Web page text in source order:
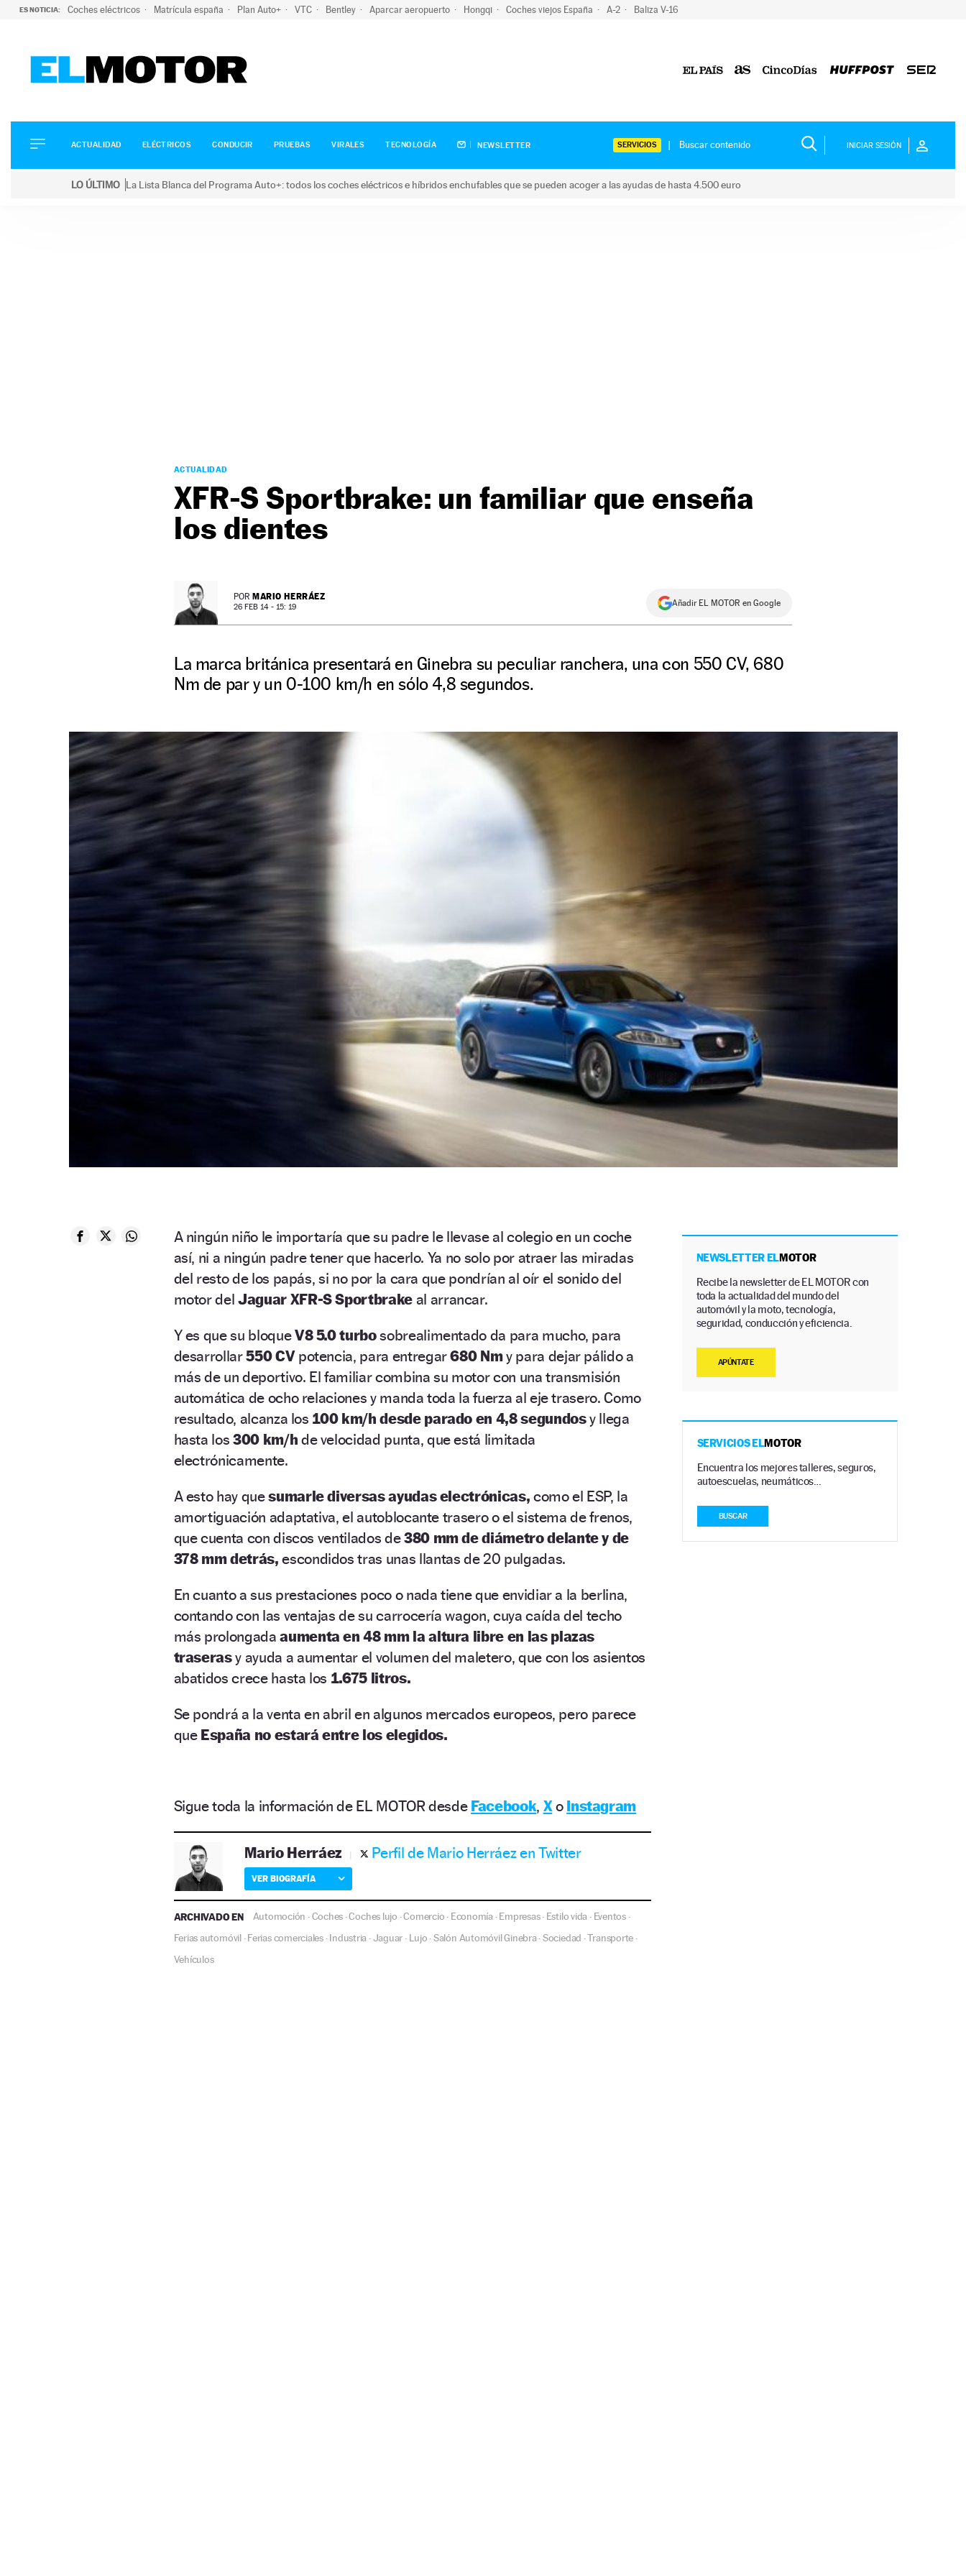
ES NOTICIA: Coches eléctricos Matrícula españa Plan Auto+ VTC Bentley Aparcar aeropuerto Hongqi Coches viejos España A-2 Baliza V-16
ELÉCTRICOS
CONDUCIR
ACTUALIDAD ELÉCTRICOS CONDUCIR PRUEBAS VIRALES TECNOLOGÍA NEWSLETTER SERVICIOS INICIAR SESIÓN
LO ÚLTIMO La Lista Blanca del Programa Auto+: todos los coches eléctricos e híbridos enchufables que se pueden acoger a las ayudas de hasta 4.500 euro
ACTUALIDAD
XFR-S Sportbrake: un familiar que enseña
los dientes
POR MARIO HERRÁEZ
26 FEB 14 - 15: 19 Añadir EL MOTOR en Google
La marca británica presentará en Ginebra su peculiar ranchera, una con 550 CV, 680
Nm de par y un 0-100 km/h en sólo 4,8 segundos.
A ningún niño le importaría que su padre le llevase al colegio en un coche
así, ni a ningún padre tener que hacerlo. Ya no solo por atraer las miradas
del resto de los papás, si no por la cara que pondrían al oír el sonido del
motor delJaguar XFR-S Sportbrakeal arrancar.
Y es que su bloqueV8 5.0 turbosobrealimentado da para mucho, para
desarrollar550 CVpotencia, para entregar680 Nmy para dejar pálido a
más de un deportivo. El familiar combina su motor con una transmisión
automática de ocho relaciones y manda toda la fuerza al eje trasero. Como
resultado, alcanza los 100 km/h desde parado en 4,8 segundosy llega
hasta los300 km/h de velocidad punta, que está limitada
electrónicamente.
A esto hay quesumarle diversas ayudas electrónicas, como el ESP, la
amortiguación adaptativa, el autoblocante trasero o el sistema de frenos,
que cuenta con discos ventilados de380 mm de diámetro delante y de
378 mm detrás, escondidos tras unas llantas de 20 pulgadas.
En cuanto a sus prestaciones poco o nada tiene que envidiar a la berlina,
contando con las ventajas de su carrocería wagon, cuya caída del techo
más prolongadaaumenta en 48 mm la altura libre en las plazas
traserasy ayuda a aumentar el volumen del maletero, que con los asientos
abatidos crece hasta los 1.675 litros.
Se pondrá a la venta en abril en algunos mercados europeos, pero parece
que España no estará entre los elegidos.
Sigue toda la información de EL MOTOR desde Facebook, Xo Instagram
Mario Herráez Perfil de Mario Herráez en Twitter
VER BIOGRAFÍA
ARCHIVADO EN Automoción ·Coches ·Coches lujo ·Comercio · Economía·Empresas· Estilo vida · Eventos·
Ferias automóvil ·Ferias comerciales ·Industria ·Jaguar · Lujo ·Salón Automóvil Ginebra·Sociedad ·Transporte ·
Vehículos
NEWSLETTER ELMOTOR
Recibe la newsletter de EL MOTOR con
toda la actualidad del mundo del
automóvil y la moto, tecnología,
seguridad, conducción y eficiencia.
APÚNTATE
SERVICIOS ELMOTOR
Encuentra los mejores talleres, seguros,
autoescuelas, neumáticos…
BUSCAR